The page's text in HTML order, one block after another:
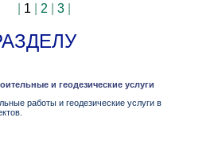
1 2 3|
и геодезические услуги
работы и геодезические услуги в